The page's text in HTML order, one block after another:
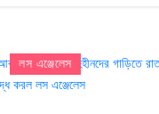
লস এঞ্জেলেস